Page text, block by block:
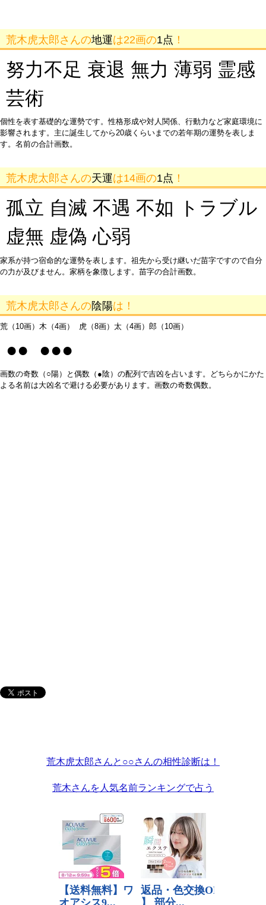
荒木虎太郎さんの地運は22画の1点 ！
努力不足 衰退 無力 薄弱 霊感
芸術
個性を表す基礎的な運勢です。性格形成や対人関係、行動力など家庭環境に
影響されます。主に誕生してから20歳くらいまでの若年期の運勢を表しま
す。名前の合計画数。
荒木虎太郎さんの天運は14画の1点 ！
孤立 自滅 不遇 不如 トラブル
虚無 虚偽 心弱
家系が持つ宿命的な運勢を表します。祖先から受け継いだ苗字ですので自分
の力が及びません。家柄を象徴します。苗字の合計画数。
荒木虎太郎さんの陰陽は！
荒（10画）木（4画） 虎（8画）太（4画）郎（10画）
●● ●●●
画数の奇数（○陽）と偶数（●陰）の配列で吉凶を占います。どちらかにかた
よる名前は大凶名で避ける必要があります。画数の奇数偶数。
荒木虎太郎さんと○○さんの相性診断は！
荒木さんを人気名前ランキングで占う